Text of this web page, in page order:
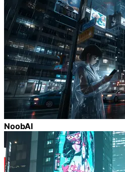
NoobAI